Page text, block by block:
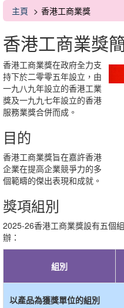
主頁 香港工商業獎
香港工商業獎
香港工商業獎在政府全力支
持下於二零零五年設立，由
一九八九年設立的香港工業
獎及一九九七年設立的香港
服務業獎合併而成。
目的
香港工商業獎旨在嘉許香港
企業在提高企業競爭力的多
個範疇的傑出表現和成就。
獎項組別
2025-26香港工商業獎設有五個
辦：
組別
以產品為獲獎單位的組別